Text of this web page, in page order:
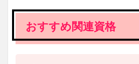
おすすめ関連資格